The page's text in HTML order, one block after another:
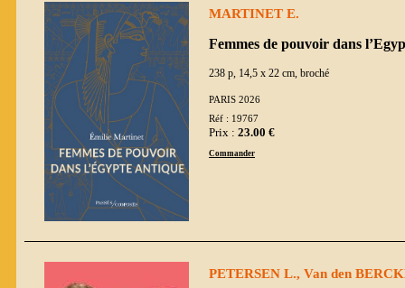
MARTINET E.
Femmes de pouvoir dans
238 p, 14,5 x 22 cm, broché
PARIS 2026
Réf : 19767
Prix : 23.00 €
Commander
PETERSEN L., Van den